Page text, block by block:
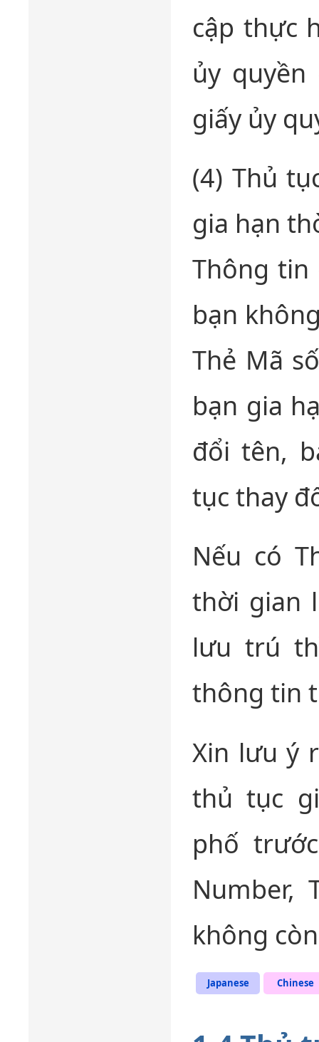
cập thực
ủy
giấy ủy
(4) Thủ
gia hạn
Thông
bạn
Thẻ Mã
bạn gia
đổi tên,
tục thay
Nếu có
thời gian
lưu trú
thông tin
Xin lưu ý
thủ tục
phố
Number,
không
Japanese Chinese